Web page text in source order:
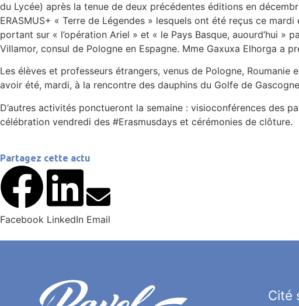
du Lycée) après la tenue de deux précédentes éditions en
ERASMUS+ « Terre de Légendes » lesquels ont été reçus ce
portant sur « l’opération Ariel » et « le Pays Basque, auourd’hui »
Villamor, consul de Pologne en Espagne. Mme Gaxuxa Elhorga a
Les élèves et professeurs étrangers, venus de Pologne, Roumanie
avoir été, mardi, à la rencontre des dauphins du Golfe de
D’autres activités ponctueront la semaine : visioconférences des
célébration vendredi des #Erasmusdays et cérémonies de clôture.
Partagez cette actu
Facebook LinkedIn Email
Cité